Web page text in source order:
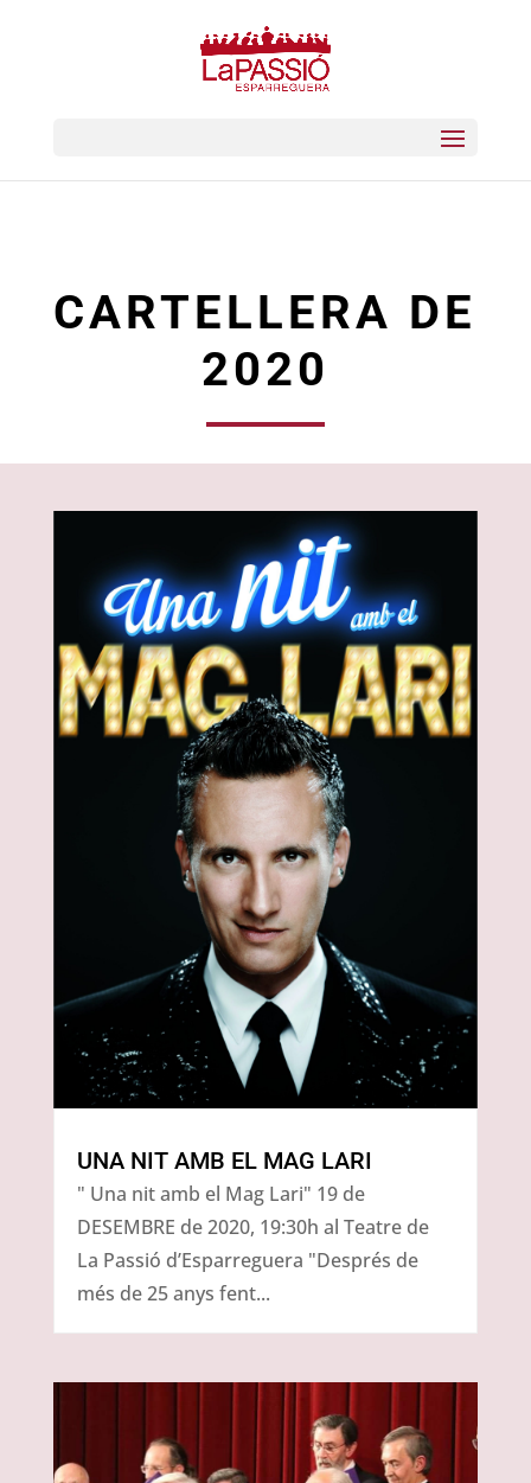
CARTELLERA DE
2020
UNA NIT AMB EL MAG LARI
" Una nit amb el Mag Lari" 19 de
DESEMBRE de 2020, 19:30h al Teatre de
La Passió d’Esparreguera "Després de
més de 25 anys fent...